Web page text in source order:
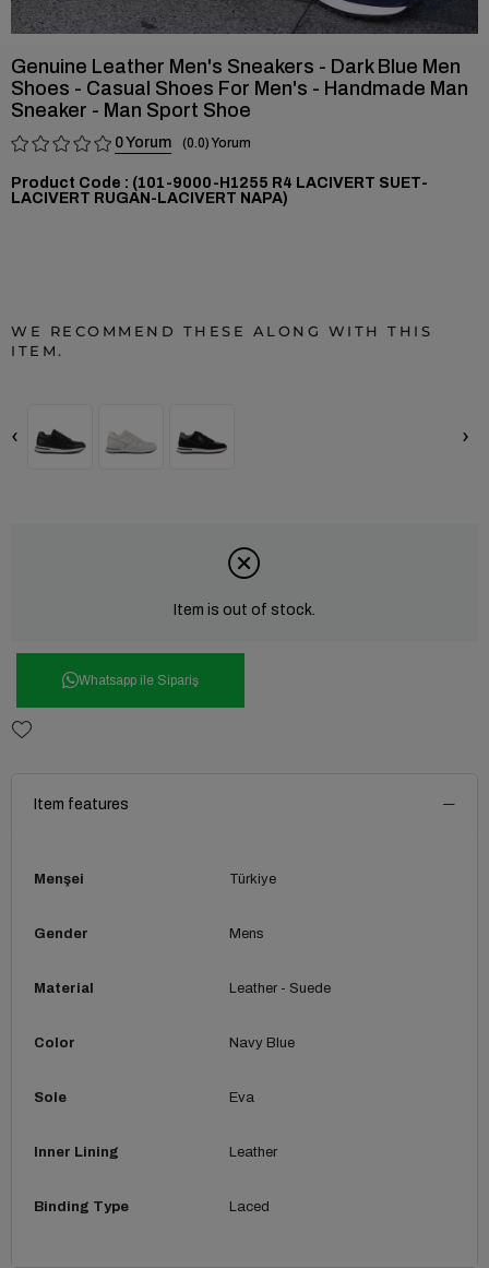
Genuine Leather Men's Sneakers - Dark Blue Men
Shoes - Casual Shoes For Men's - Handmade Man
Sneaker - Man Sport Shoe
0 0.0
(101-9000-H1255 R4 LACIVERT SUET-
LACIVERT RUGAN-LACIVERT NAPA)
WE RECOMMEND THESE ALONG WITH THIS
ITEM.
‹ ›
Item is out of stock.
Whatsapp ile Sipariş
Item features
Menşei Türkiye
Gender Mens
Material Leather - Suede
Color Navy Blue
Sole Eva
Inner Lining Leather
Binding Type Laced